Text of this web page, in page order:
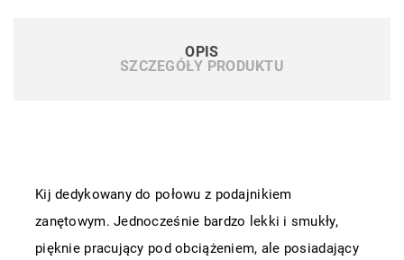
OPIS
SZCZEGÓŁY PRODUKTU
Kij dedykowany do połowu z podajnikiem
zanętowym. Jednocześnie bardzo lekki i smukły,
pięknie pracujący pod obciążeniem, ale posiadający